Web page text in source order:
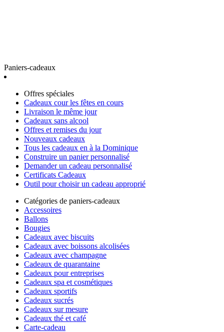
Paniers-cadeaux
Offres spéciales
Cadeaux cour les fêtes en cours
Livraison le même jour
Cadeaux sans alcool
Offres et remises du jour
Nouveaux cadeaux
Tous les cadeaux en à la Dominique
Construire un panier personnalisé
Demander un cadeau personnalisé
Certificats Cadeaux
Outil pour choisir un cadeau approprié
Catégories de paniers-cadeaux
Accessoires
Ballons
Bougies
Cadeaux avec biscuits
Cadeaux avec boissons alcolisées
Cadeaux avec champagne
Cadeaux de quarantaine
Cadeaux pour entreprises
Cadeaux spa et cosmétiques
Cadeaux sportifs
Cadeaux sucrés
Cadeaux sur mesure
Cadeaux thé et café
Carte-cadeau